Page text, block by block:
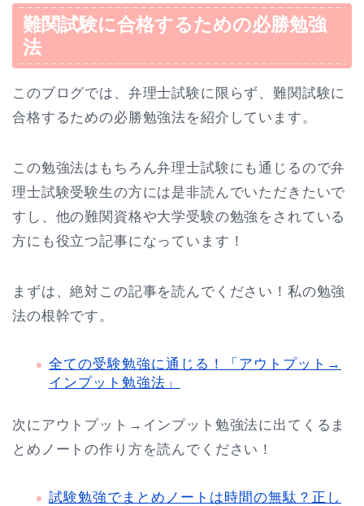
難関試験に合格するための必勝勉強
法
このブログでは、弁理士試験に限らず、難関試験に
合格するための必勝勉強法を紹介しています。
この勉強法はもちろん弁理士試験にも通じるので弁
理士試験受験生の方には是非読んでいただきたいで
すし、他の難関資格や大学受験の勉強をされている
方にも役立つ記事になっています！
まずは、絶対この記事を読んでください！私の勉強
法の根幹です。
全ての受験勉強に通じる！「アウトプット→
インプット勉強法」
次にアウトプット→インプット勉強法に出てくるま
とめノートの作り方を読んでください！
試験勉強でまとめノートは時間の無駄？正し